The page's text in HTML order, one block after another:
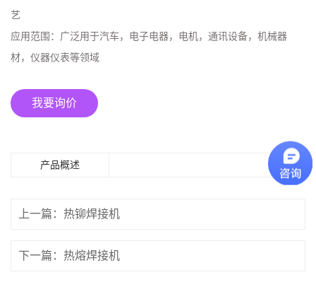
艺
应用范围： 广泛用于汽车，电子电器，电机，通讯设备，机械器
材，仪器仪表等领域
我要询价
产品概述
上一篇：热铆焊接机
下一篇：热熔焊接机